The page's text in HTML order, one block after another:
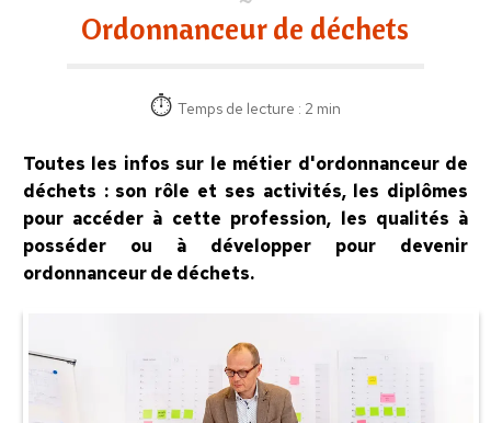
Ordonnanceur de déchets
Temps de lecture : 2 min
Toutes les infos sur le métier d'ordonnanceur de
déchets : son rôle et ses activités, les diplômes
pour accéder à cette profession, les qualités à
posséder ou à développer pour devenir
ordonnanceur de déchets.